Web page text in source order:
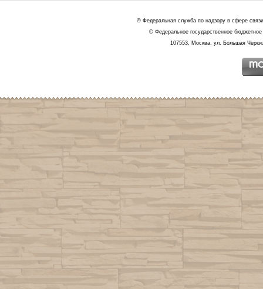
© Федеральная служба по надзору в сфере
© Федеральное государственное
107553, Москва, ул. Большая